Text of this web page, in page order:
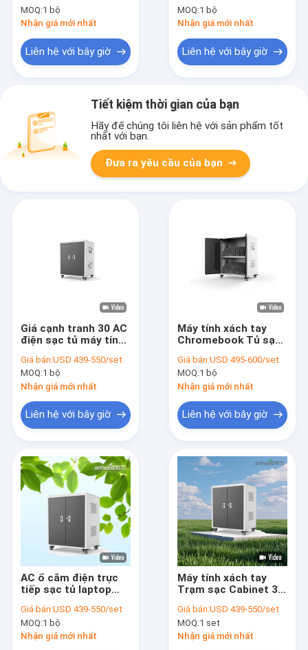
MOQ:1 bộ
Nhận giá mới nhất
Liên hệ với bây giờ
MOQ:1 bộ
Nhận giá mới nhất
Liên hệ với bây giờ
Tiết kiệm thời gian của bạn
Hãy để chúng tôi liên hệ với sản phẩm tốt
nhất với bạn.
Đưa ra yêu cầu của bạn
Giá cạnh tranh 30 AC
điện sạc tủ máy tính
Giá bán:USD 439-550/set
MOQ:1 bộ
Nhận giá mới nhất
Liên hệ với bây giờ
Máy tính xách tay
Chromebook Tủ sạc
chiều 110-220V Xe
sạc trực tiếp
Giá bán:USD 495-600/set
MOQ:1 bộ
Nhận giá mới nhất
Liên hệ với bây giờ
AC ổ cắm điện trực
tiếp sạc tủ laptop
Giá bán:USD 439-550/set
MOQ:1 bộ
Nhận giá mới nhất
Máy tính xách tay
Trạm sạc Cabinet 30
sạc
Giá bán:USD 439-550/set
MOQ:1 set
Nhận giá mới nhất